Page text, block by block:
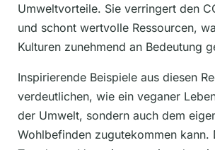
Umweltvorteile. Sie verringert den
und schont wertvolle Ressourcen,
Kulturen zunehmend an Bedeutung
Inspirierende Beispiele aus diesen
verdeutlichen, wie ein veganer
der Umwelt, sondern auch dem
Wohlbefinden zugutekommen kann.